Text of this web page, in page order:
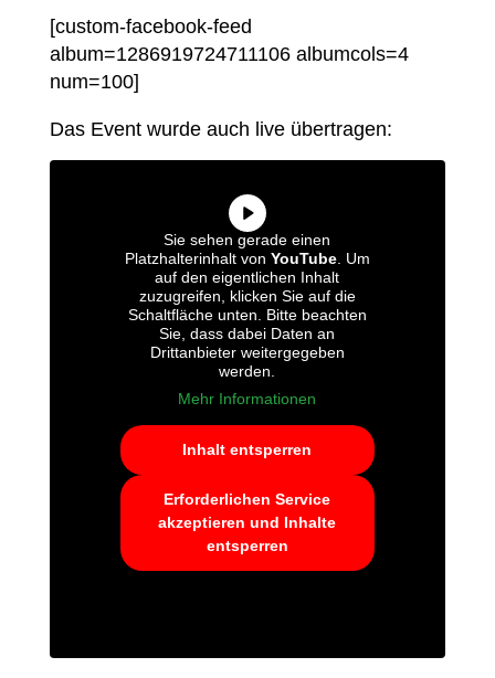
[custom-facebook-feed
album=1286919724711106 albumcols=4
num=100]
Das Event wurde auch live übertragen:
Sie sehen gerade einen
Platzhalterinhalt von YouTube. Um
auf den eigentlichen Inhalt
zuzugreifen, klicken Sie auf die
Schaltfläche unten. Bitte beachten
Sie, dass dabei Daten an
Drittanbieter weitergegeben
werden.
Mehr Informationen
Inhalt entsperren
Erforderlichen Service
akzeptieren und Inhalte
entsperren